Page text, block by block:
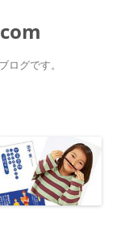
グです。